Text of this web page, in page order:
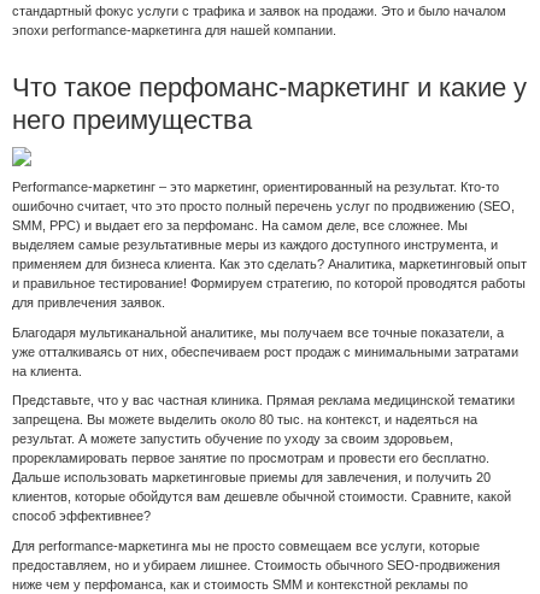
стандартный фокус услуги с трафика и заявок на продажи. Это и было началом
эпохи performance-маркетинга для нашей компании.
Что такое перфоманс-маркетинг и какие у
него преимущества
Performance-маркетинг – это маркетинг, ориентированный на результат. Кто-то
ошибочно считает, что это просто полный перечень услуг по продвижению (SEO,
SMM, PPC) и выдает его за перфоманс. На самом деле, все сложнее. Мы
выделяем самые результативные меры из каждого доступного инструмента, и
применяем для бизнеса клиента. Как это сделать? Аналитика, маркетинговый опыт
и правильное тестирование! Формируем стратегию, по которой проводятся работы
для привлечения заявок.
Благодаря мультиканальной аналитике, мы получаем все точные показатели, а
уже отталкиваясь от них, обеспечиваем рост продаж с минимальными затратами
на клиента.
Представьте, что у вас частная клиника. Прямая реклама медицинской тематики
запрещена. Вы можете выделить около 80 тыс. на контекст, и надеяться на
результат. А можете запустить обучение по уходу за своим здоровьем,
прорекламировать первое занятие по просмотрам и провести его бесплатно.
Дальше использовать маркетинговые приемы для завлечения, и получить 20
клиентов, которые обойдутся вам дешевле обычной стоимости. Сравните, какой
способ эффективнее?
Для performance-маркетинга мы не просто совмещаем все услуги, которые
предоставляем, но и убираем лишнее. Стоимость обычного SEO-продвижения
ниже чем у перфоманса, как и стоимость SMM и контекстной рекламы по